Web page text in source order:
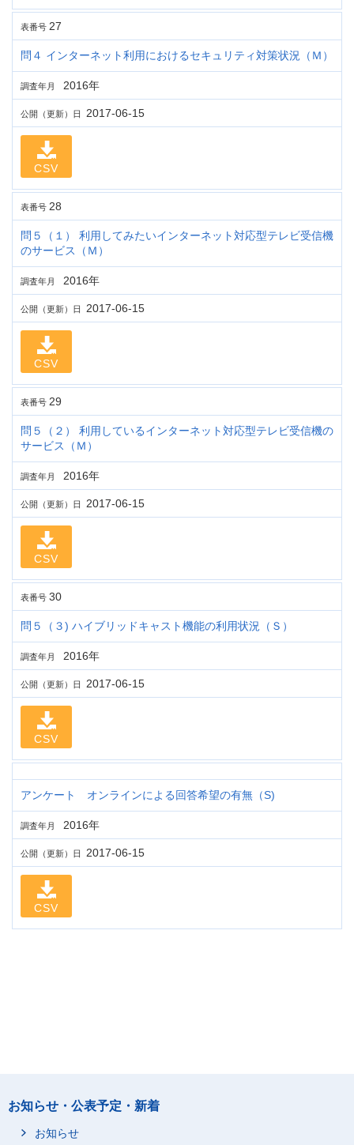
表番号 27
問４ インターネット利用におけるセキュリティ対策状況（Ｍ）
調査年月 2016年
公開（更新）日 2017-06-15
CSV
表番号 28
問５（１） 利用してみたいインターネット対応型テレビ受信機
のサービス（Ｍ）
調査年月 2016年
公開（更新）日 2017-06-15
CSV
表番号 29
問５（２） 利用しているインターネット対応型テレビ受信機の
サービス（Ｍ）
調査年月 2016年
公開（更新）日 2017-06-15
CSV
表番号 30
問５（３) ハイブリッドキャスト機能の利用状況（Ｓ）
調査年月 2016年
公開（更新）日 2017-06-15
CSV
アンケート オンラインによる回答希望の有無（S)
調査年月 2016年
公開（更新）日 2017-06-15
CSV
お知らせ・公表予定・新着
お知らせ